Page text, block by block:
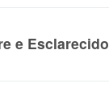
e Esclarecido